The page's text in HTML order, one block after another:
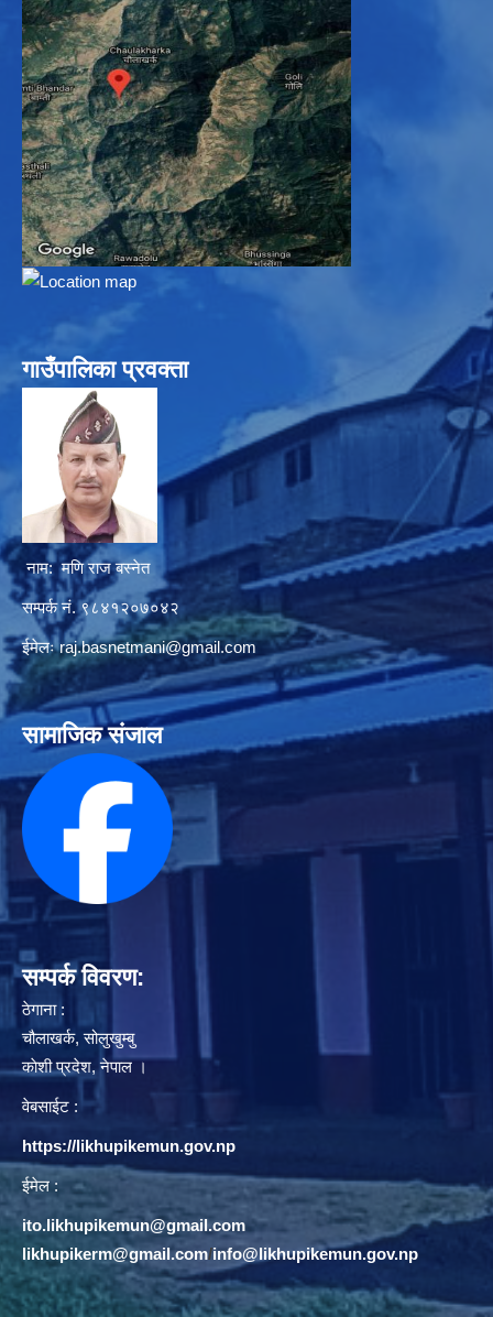
गाउँपालिका प्रवक्ता
नाम: मणि राज बस्नेत
सम्पर्क नं. ९८४१२०७०४२
ईमेलःraj.basnetmani@gmail.com
सामाजिक संजाल
सम्पर्क विवरण:
ठेगाना :
चौलाखर्क, सोलुखुम्बु
काेशी प्रदेश, नेपाल ।
वेबसाईट :
https://likhupikemun.gov.np
ईमेल :
ito.likhupikemun@gmail.com
likhupikerm@gmail.com/info@likhupikemun.gov.np